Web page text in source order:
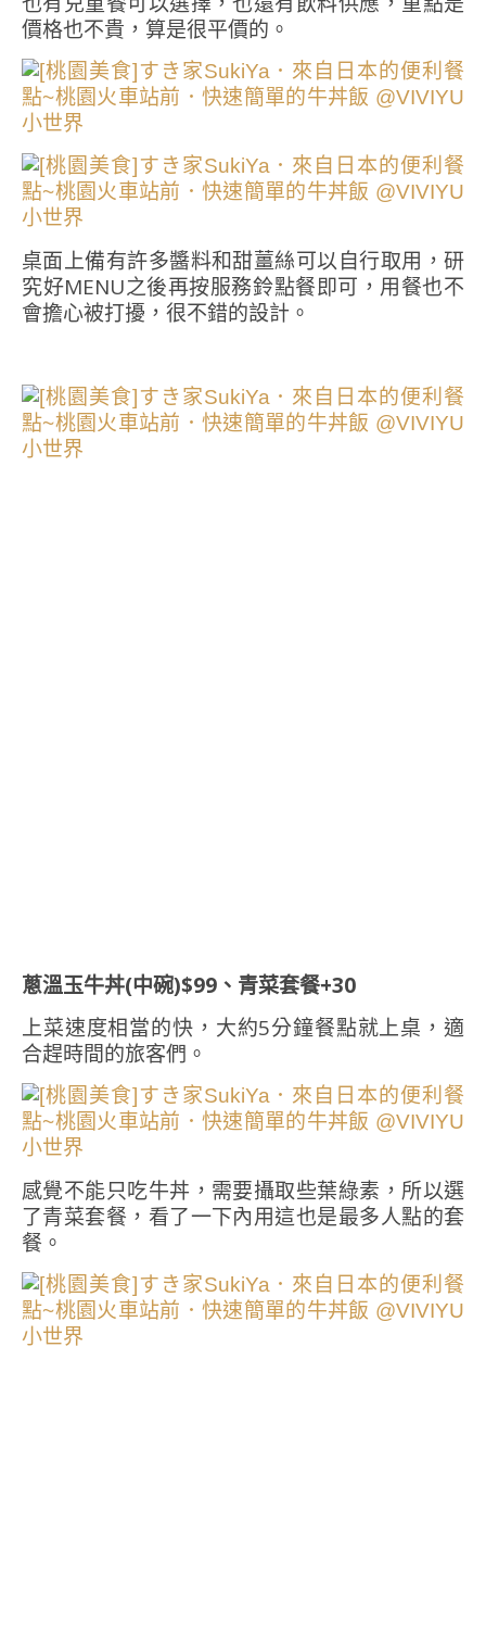
價格也不貴，算是很平價的。
桌面上備有許多醬料和甜薑絲可以自行取用，研
究好MENU之後再按服務鈴點餐即可，用餐也不
會擔心被打擾，很不錯的設計。
蔥溫玉牛丼(中碗)$99、青菜套餐+30
上菜速度相當的快，大約5分鐘餐點就上桌，適
合趕時間的旅客們。
感覺不能只吃牛丼，需要攝取些葉綠素，所以選
了青菜套餐，看了一下內用這也是最多人點的套
餐。